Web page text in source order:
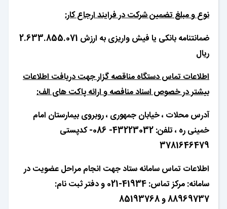
نوع و مبلغ تضمین شرکت در فرایند ارجاع کار:
ضمانتنامه بانکی یا فیش واریزی به ارزش 2.633.855.071
ریال
اطلاعات تماس دستگاه مناقصه گزار جهت دریافت اطلاعات
بیشتر در خصوص اسناد منافصه و ارائه پاکت های الف:
آدرس محلات ، خیابان جمهوری ، روبروی بیمارستان امام
خمینی ره ، تلفن: 43223032- 086- کدپستی
3781646479
اطلاعات تماس سامانه ستاد جهت انجام مراحل عضویت در
سامانه: مرکز تماس: 41934-021 و دفتر ثبت نام:
88969737 و 85193768